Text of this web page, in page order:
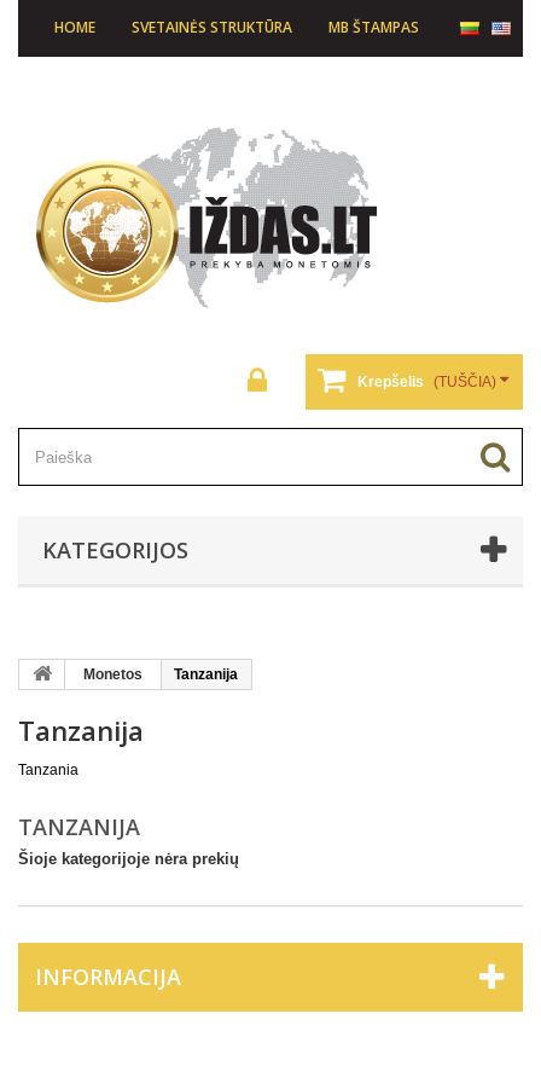
HOME SVETAINĖS STRUKTŪRA MB ŠTAMPAS
Krepšelis (TUŠČIA)
KATEGORIJOS
Monetos Tanzanija
Tanzanija
Tanzania
TANZANIJA
Šioje kategorijoje nėra prekių
INFORMACIJA